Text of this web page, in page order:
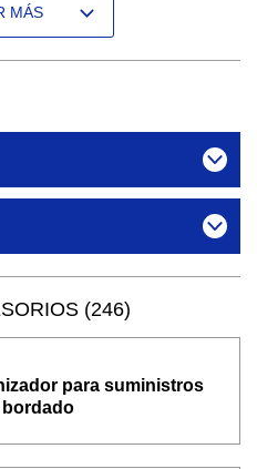
MÁS
(246)
para suministros